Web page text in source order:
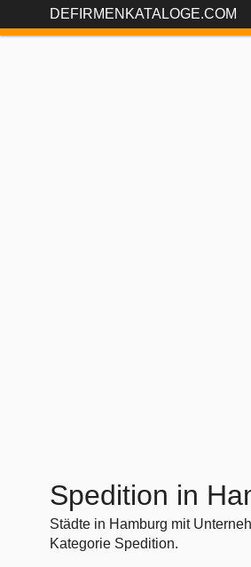
DEFIRMENKATALOGE.COM
Spedition in
Städte in Hamburg mit
Kategorie Spedition.